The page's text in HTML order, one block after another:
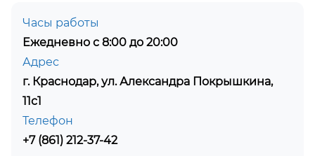
Часы работы
Ежедневно с 8:00 до 20:00
Адрес
г. Краснодар, ул. Александра Покрышкина,
11с1
Телефон
+7 (861) 212-37-42